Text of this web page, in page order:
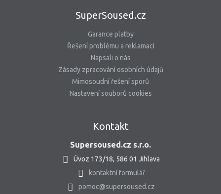
SuperSoused.cz
Garance platby
Řešení problému a reklamací
Napsali o nás
Zásady zpracování osobních údajů
Mimosoudní řešení sporů
Nastavení souborů cookies
Kontakt
Supersoused.cz s.r.o.
Úvoz 173/18, 586 01 Jihlava
kontaktní formulář
pomoc@supersoused.cz